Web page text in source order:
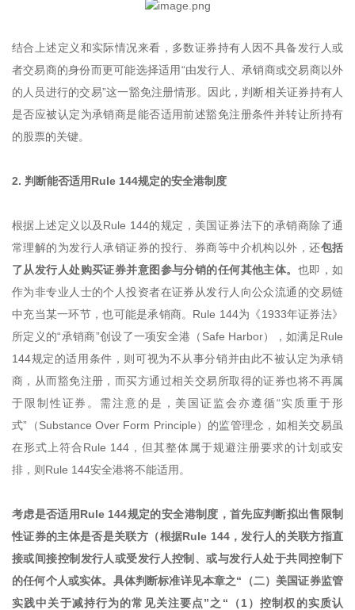
结合上述定义和实际情况来看，多数证券持有人因不具备发行人或
者交易商的身份而更可能选择适用“由发行人、承销商或交易商以外
的人员进行的交易”这一豁免注册情形。因此，判断相关证券持有人
是否应被认定为承销商是能否适用前述豁免注册条件并转让所持有
的股票的关键。
2. 判断能否适用Rule 144规定的安全港制度
根据上述定义以及Rule 144的规定，美国证券法下的承销商除了通
常理解的为发行人承销证券的投行、券商等中介机构以外，还包括
了从发行人处购买证券并意图参与分销的任何其他主体。 也即，如
作为非专业人士的个人投资者在证券从发行人向公众流通的交易链
中充当某一环节，也可能是承销商。Rule 144为《1933年证券法》
所定义的“承销商”创设了一项安全港（Safe Harbor），如满足Rule
144规定的适用条件，则可视为不从事分销并由此不被认定为承销
商，从而豁免注册，而买方通过相关交易所取得的证券也将不再属
于限制性证券。需注意的是，美国证监会亦遵循“实质重于形
式”（Substance Over Form Principle）的监管理念，如相关交易虽
在形式上符合Rule 144，但其整体属于规避注册要求的计划或安
排，则Rule 144安全港将不能适用。
考虑是否适用Rule 144规定的安全港制度，首先应判断拟出售限制
性证券的主体是否是关联方（根据Rule 144，发行人的关联方指直
接或间接控制发行人或受发行人控制、或与发行人处于共同控制下
的任何个人或实体。 具体判断标准详见本章之“（二）美国证券监管
实践中关于减持行为的常见关注要点”之“（1）控制权的实质认